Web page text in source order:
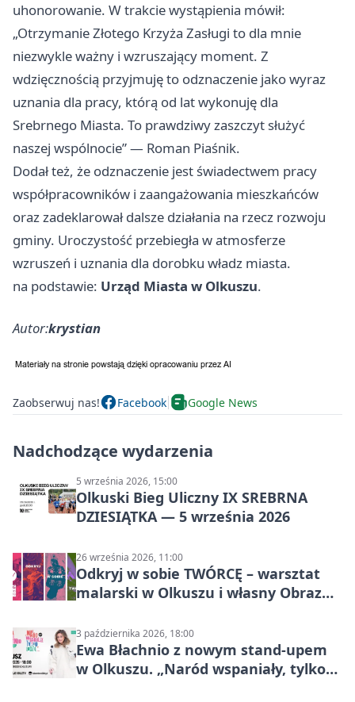
uhonorowanie. W trakcie wystąpienia mówił:
„Otrzymanie Złotego Krzyża Zasługi to dla mnie
niezwykle ważny i wzruszający moment. Z
wdzięcznością przyjmuję to odznaczenie jako wyraz
uznania dla pracy, którą od lat wykonuję dla
Srebrnego Miasta. To prawdziwy zaszczyt służyć
naszej wspólnocie” — Roman Piaśnik.
Dodał też, że odznaczenie jest świadectwem pracy
współpracowników i zaangażowania mieszkańców
oraz zadeklarował dalsze działania na rzecz rozwoju
gminy. Uroczystość przebiegła w atmosferze
wzruszeń i uznania dla dorobku władz miasta.
na podstawie: Urząd Miasta w Olkuszu.
Autor:krystian
Zaobserwuj nas! Facebook Google News
Nadchodzące wydarzenia
5 września 2026, 15:00
Olkuski Bieg Uliczny IX SREBRNA
DZIESIĄTKA — 5 września 2026
26 września 2026, 11:00
Odkryj w sobie TWÓRCĘ – warsztat
malarski w Olkuszu i własny Obraz
3 października 2026, 18:00
Ewa Błachnio z nowym stand-upem
w Olkuszu. „Naród wspaniały, tylko